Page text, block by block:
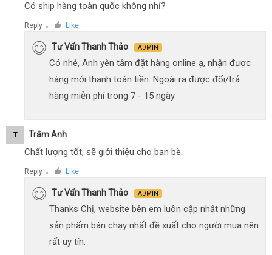
Có ship hàng toàn quốc không nhỉ?
Reply ● Like
Tư Vấn Thanh Thảo ADMIN
Có nhé, Anh yên tâm đặt hàng online ạ, nhận được
hàng mới thanh toán tiền. Ngoài ra được đổi/trả
hàng miễn phí trong 7 - 15 ngày
T Trâm Anh
Chất lượng tốt, sẽ giới thiệu cho bạn bè.
Reply ● Like
Tư Vấn Thanh Thảo ADMIN
Thanks Chị, website bên em luôn cập nhật những
sản phẩm bán chạy nhất đề xuất cho người mua nên
rất uy tín.